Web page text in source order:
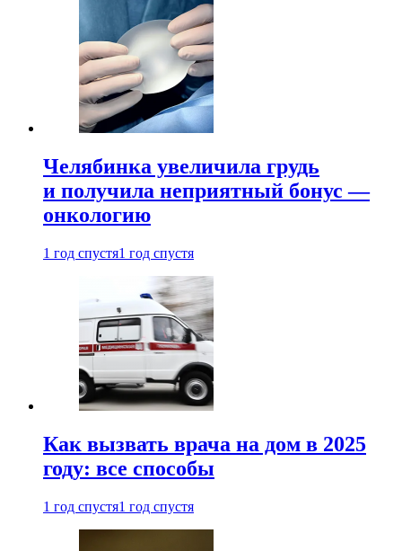
Челябинка увеличила грудь
и получила неприятный бонус —
онкологию
1 год спустя1 год спустя
Как вызвать врача на дом в 2025
году: все способы
1 год спустя1 год спустя